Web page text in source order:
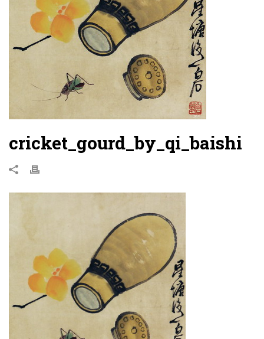
cricket_gourd_by_qi_baishi